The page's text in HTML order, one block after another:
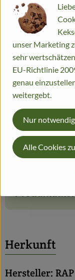
#14190 6,10 €/
Info
Info
Zutaten
Herkunft
Hersteller: RAP
unser Marketing
sehr
EU-Richtlinie
genau
weitergebt.
Nur
Alle Cookies